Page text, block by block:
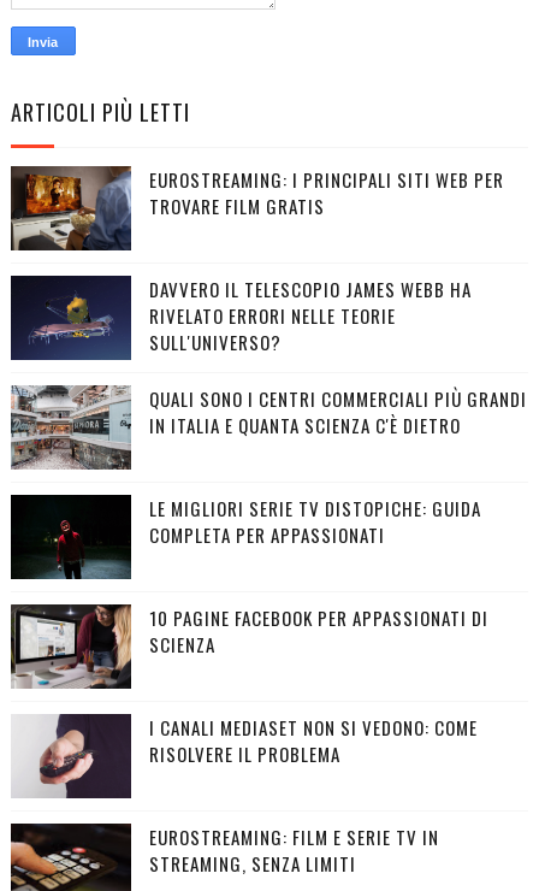
ARTICOLI PIÙ LETTI
EUROSTREAMING: I PRINCIPALI SITI WEB PER
TROVARE FILM GRATIS
DAVVERO IL TELESCOPIO JAMES WEBB HA
RIVELATO ERRORI NELLE TEORIE
SULL'UNIVERSO?
QUALI SONO I CENTRI COMMERCIALI PIÙ GRANDI
IN ITALIA E QUANTA SCIENZA C'È DIETRO
LE MIGLIORI SERIE TV DISTOPICHE: GUIDA
COMPLETA PER APPASSIONATI
10 PAGINE FACEBOOK PER APPASSIONATI DI
SCIENZA
I CANALI MEDIASET NON SI VEDONO: COME
RISOLVERE IL PROBLEMA
EUROSTREAMING: FILM E SERIE TV IN
STREAMING, SENZA LIMITI